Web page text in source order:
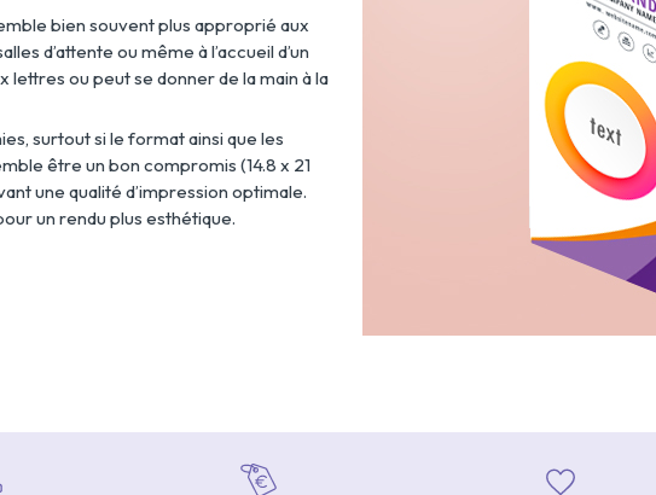
bien souvent plus approprié aux
d’attente ou même à l’accueil d’un
lettres ou peut se donner de la main à la
surtout si le format ainsi que les
être un bon compromis (14.8 x 21
une qualité d’impression optimale.
un rendu plus esthétique.